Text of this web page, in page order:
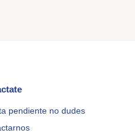
pendiente no dudes